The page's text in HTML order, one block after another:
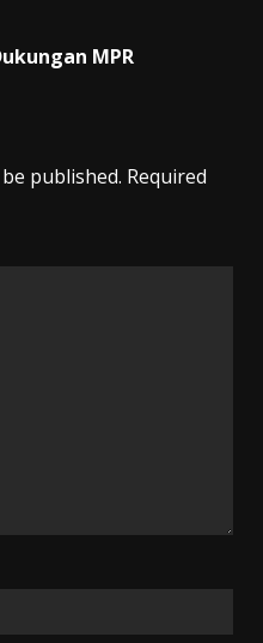
MPR
published. Required